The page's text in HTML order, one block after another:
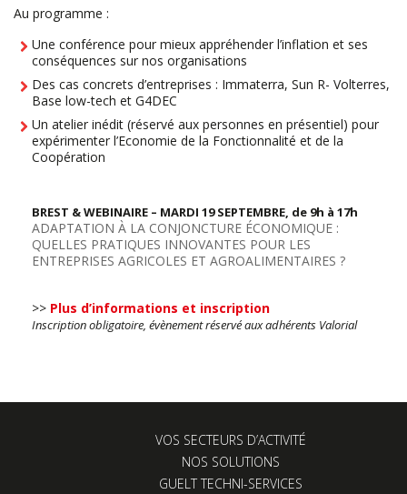
Au programme :
Une conférence pour mieux appréhender l’inflation et ses
conséquences sur nos organisations
Des cas concrets d’entreprises : Immaterra, Sun R- Volterres,
Base low-tech et G4DEC
Un atelier inédit (réservé aux personnes en présentiel) pour
expérimenter l’Economie de la Fonctionnalité et de la
Coopération
BREST & WEBINAIRE – MARDI 19 SEPTEMBRE, de 9h à 17h
ADAPTATION À LA CONJONCTURE ÉCONOMIQUE :
QUELLES PRATIQUES INNOVANTES POUR LES
ENTREPRISES AGRICOLES ET AGROALIMENTAIRES ?
>> Plus d’informations et inscription
Inscription obligatoire, évènement réservé aux adhérents Valorial
VOS SECTEURS D’ACTIVITÉ
NOS SOLUTIONS
GUELT TECHNI-SERVICES